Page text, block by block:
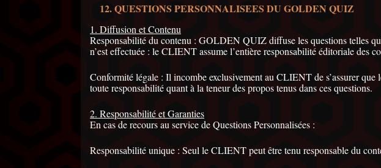
QUESTIONS PERSONNALISEES DU GOLDEN QUIZ
1. Diffusion et Contenu
Responsabilité du contenu : GOLDEN QUIZ diffuse les questions telles
n’est effectuée : le CLIENT assume l’entière responsabilité éditoriale des
Conformité légale : Il incombe exclusivement au CLIENT de s’assurer
toute responsabilité quant à la teneur des propos tenus dans ces questions.
2. Responsabilité et Garanties
En cas de recours au service de Questions Personnalisées :
Responsabilité unique : Seul le CLIENT peut être tenu responsable du